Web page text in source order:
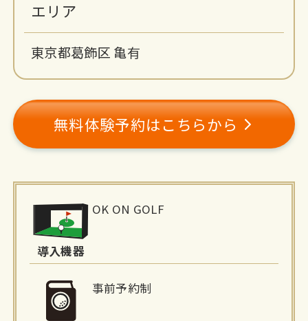
エリア
東京都葛飾区 亀有
無料体験予約はこちらから
導入機器
OK ON GOLF
事前予約制